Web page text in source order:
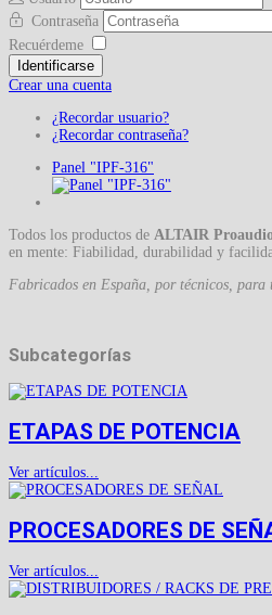
Contraseña
Recuérdeme
Identificarse
Crear una cuenta
¿Recordar usuario?
¿Recordar contraseña?
Panel "IPF-316"
Todos los productos de ALTAIR
en mente: Fiabilidad, durabilidad y
Fabricados en España, por técnicos, para
Subcategorías
ETAPAS DE POTENCIA
Ver artículos...
PROCESADORES DE
Ver artículos...